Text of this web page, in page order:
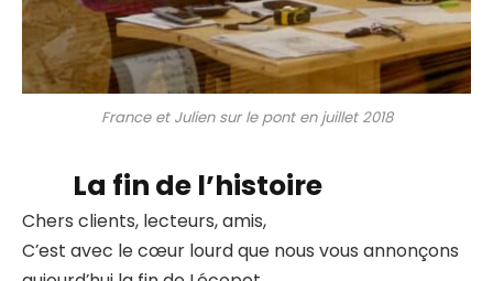
France et Julien sur le pont en juillet 2018
La fin de l’histoire
Chers clients, lecteurs, amis,
C’est avec le cœur lourd que nous vous annonçons